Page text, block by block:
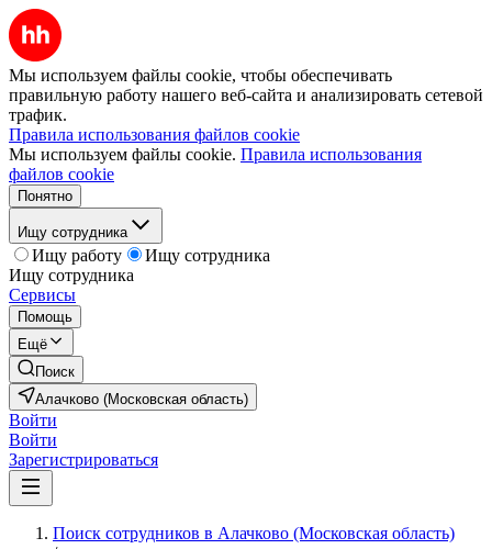
Мы используем файлы cookie, чтобы обеспечивать
правильную работу нашего веб-сайта и анализировать сетевой
трафик.
Правила использования файлов cookie
Мы используем файлы cookie. Правила использования
файлов cookie
Понятно
Ищу сотрудника
Ищу работу
Ищу сотрудника
Ищу сотрудника
Сервисы
Помощь
Ещё
Поиск
Алачково (Московская область)
Войти
Войти
Зарегистрироваться
Поиск сотрудников в Алачково (Московская область)